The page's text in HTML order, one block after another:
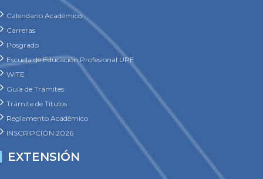
Calendario Académico
Carreras
Posgrado
Escuela de Educación Profesional UPE
WITE
Guía de Trámites
Trámite de Títulos
Reglamento Académico
INSCRIPCIÓN 2026
EXTENSIÓN